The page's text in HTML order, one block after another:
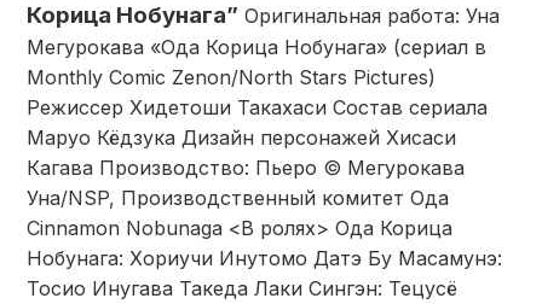
Корица Нобунага” Оригинальная работа: Уна
Мегурокава «Ода Корица Нобунага» (сериал в
Monthly Comic Zenon/North Stars Pictures)
Режиссер Хидетоши Такахаси Состав сериала
Маруо Кёдзука Дизайн персонажей Хисаси
Кагава Производство: Пьеро © Мегурокава
Уна/NSP, Производственный комитет Ода
Cinnamon Nobunaga <В ролях> Ода Корица
Нобунага: Хориучи Инутомо Датэ Бу Масамунэ:
Тосио Инугава Такеда Лаки Сингэн: Тецусё